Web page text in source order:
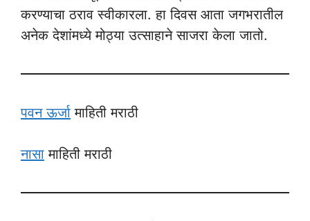
करण्याचा ठराव स्वीकारला. हा दिवस आता जगभरातील
अनेक देशांमध्ये मोठ्या उत्साहाने साजरा केला जातो.
पवन ऊर्जा माहिती मराठी
नासा माहिती मराठी